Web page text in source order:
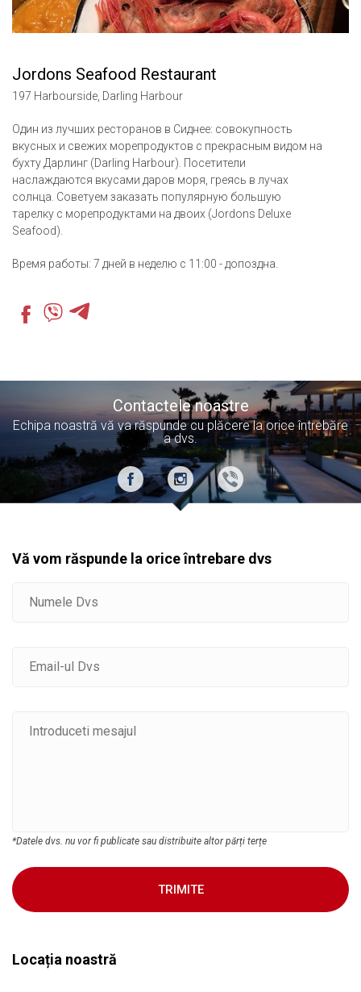
Jordons Seafood Restaurant
197 Harbourside, Darling Harbour
Один из лучших ресторанов в Сиднее: совокупность
вкусных и свежих морепродуктов с прекрасным видом на
бухту Дарлинг (Darling Harbour). Посетители
наслаждаются вкусами даров моря, греясь в лучах
солнца. Советуем заказать популярную большую
тарелку с морепродуктами на двоих (Jordons Deluхe
Seafood).
Время работы: 7 дней в неделю с 11:00 - допоздна.
Contactele noastre
Echipa noastră vă va răspunde cu plăcere la orice întrebăre
a dvs.
Vă vom răspunde la orice întrebare dvs
*Datele dvs. nu vor fi publicate sau distribuite altor părți terțe
TRIMITE
Locația noastră